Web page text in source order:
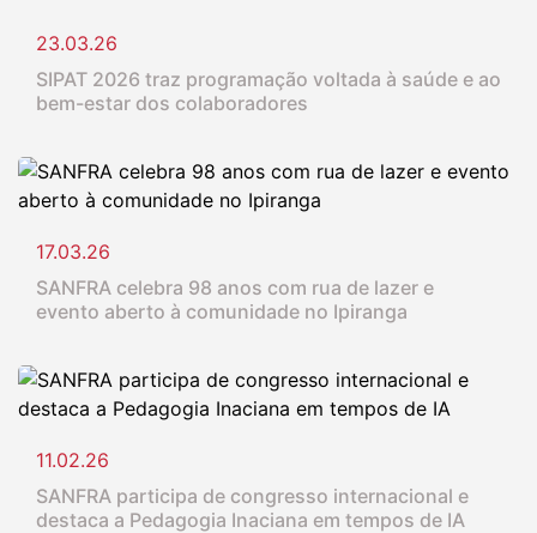
23.03.26
SIPAT 2026 traz programação voltada à saúde e ao
bem-estar dos colaboradores
17.03.26
SANFRA celebra 98 anos com rua de lazer e
evento aberto à comunidade no Ipiranga
11.02.26
SANFRA participa de congresso internacional e
destaca a Pedagogia Inaciana em tempos de IA